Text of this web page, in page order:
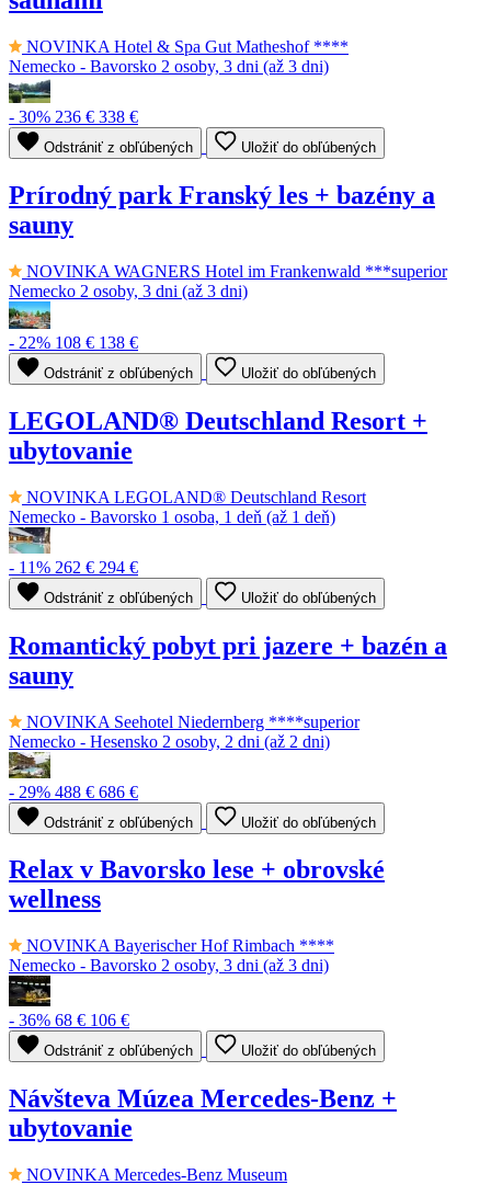
NOVINKA Hotel & Spa Gut Matheshof ****
Nemecko - Bavorsko 2 osoby, 3 dni (až 3 dni)
- 30% 236 € 338 €
Odstrániť z obľúbených Uložiť do obľúbených
Prírodný park Franský les + bazény a
sauny
NOVINKA WAGNERS Hotel im Frankenwald ***superior
Nemecko 2 osoby, 3 dni (až 3 dni)
- 22% 108 € 138 €
Odstrániť z obľúbených Uložiť do obľúbených
LEGOLAND® Deutschland Resort +
ubytovanie
NOVINKA LEGOLAND® Deutschland Resort
Nemecko - Bavorsko 1 osoba, 1 deň (až 1 deň)
- 11% 262 € 294 €
Odstrániť z obľúbených Uložiť do obľúbených
Romantický pobyt pri jazere + bazén a
sauny
NOVINKA Seehotel Niedernberg ****superior
Nemecko - Hesensko 2 osoby, 2 dni (až 2 dni)
- 29% 488 € 686 €
Odstrániť z obľúbených Uložiť do obľúbených
Relax v Bavorsko lese + obrovské
wellness
NOVINKA Bayerischer Hof Rimbach ****
Nemecko - Bavorsko 2 osoby, 3 dni (až 3 dni)
- 36% 68 € 106 €
Odstrániť z obľúbených Uložiť do obľúbených
Návšteva Múzea Mercedes-Benz +
ubytovanie
NOVINKA Mercedes-Benz Museum